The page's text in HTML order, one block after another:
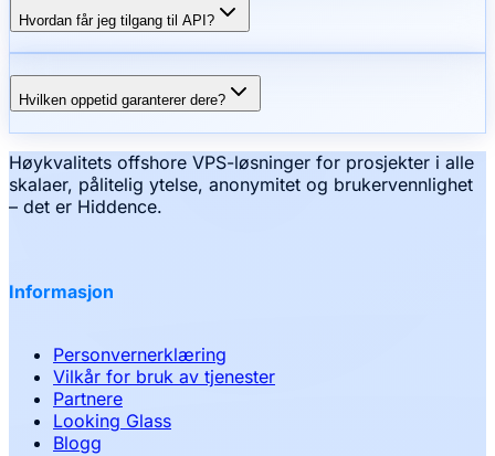
Hvordan får jeg tilgang til API?
Hvilken oppetid garanterer dere?
Høykvalitets offshore VPS-løsninger for prosjekter i alle
skalaer, pålitelig ytelse, anonymitet og brukervennlighet
– det er Hiddence.
Informasjon
Personvernerklæring
Vilkår for bruk av tjenester
Partnere
Looking Glass
Blogg